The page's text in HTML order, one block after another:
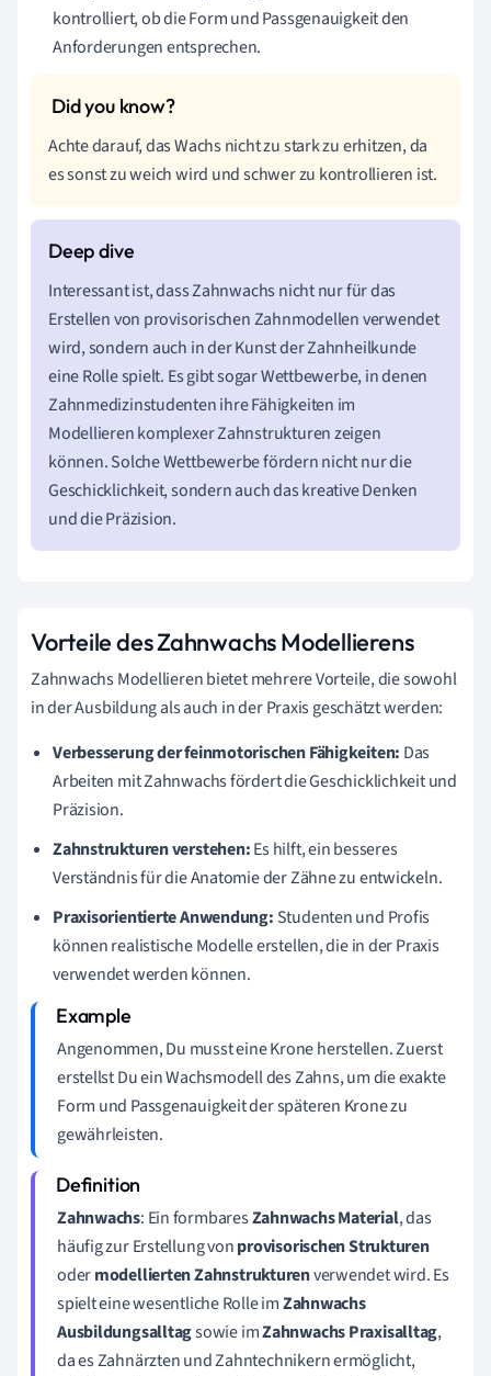
kontrolliert, ob die Form und Passgenauigkeit den
Anforderungen entsprechen.
Achte darauf, das Wachs nicht zu stark zu erhitzen, da
es sonst zu weich wird und schwer zu kontrollieren ist.
Interessant ist, dass Zahnwachs nicht nur für das
Erstellen von provisorischen Zahnmodellen verwendet
wird, sondern auch in der Kunst der Zahnheilkunde
eine Rolle spielt. Es gibt sogar Wettbewerbe, in denen
Zahnmedizinstudenten ihre Fähigkeiten im
Modellieren komplexer Zahnstrukturen zeigen
können. Solche Wettbewerbe fördern nicht nur die
Geschicklichkeit, sondern auch das kreative Denken
und die Präzision.
Vorteile des Zahnwachs Modellierens
Zahnwachs Modellieren bietet mehrere Vorteile, die sowohl
in der Ausbildung als auch in der Praxis geschätzt werden:
Verbesserung der feinmotorischen Fähigkeiten: Das
Arbeiten mit Zahnwachs fördert die Geschicklichkeit und
Präzision.
Zahnstrukturen verstehen:Es hilft, ein besseres
Verständnis für die Anatomie der Zähne zu entwickeln.
Praxisorientierte Anwendung: Studenten und Profis
können realistische Modelle erstellen, die in der Praxis
verwendet werden können.
Angenommen, Du musst eine Krone herstellen. Zuerst
erstellst Du ein Wachsmodell des Zahns, um die exakte
Form und Passgenauigkeit der späteren Krone zu
gewährleisten.
Zahnwachs: Ein formbaresZahnwachs Material, das
häufig zur Erstellung vonprovisorischen Strukturen
odermodellierten Zahnstrukturenverwendet wird. Es
spielt eine wesentliche Rolle imZahnwachs
Ausbildungsalltagsowie imZahnwachs Praxisalltag,
da es Zahnärzten und Zahntechnikern ermöglicht,